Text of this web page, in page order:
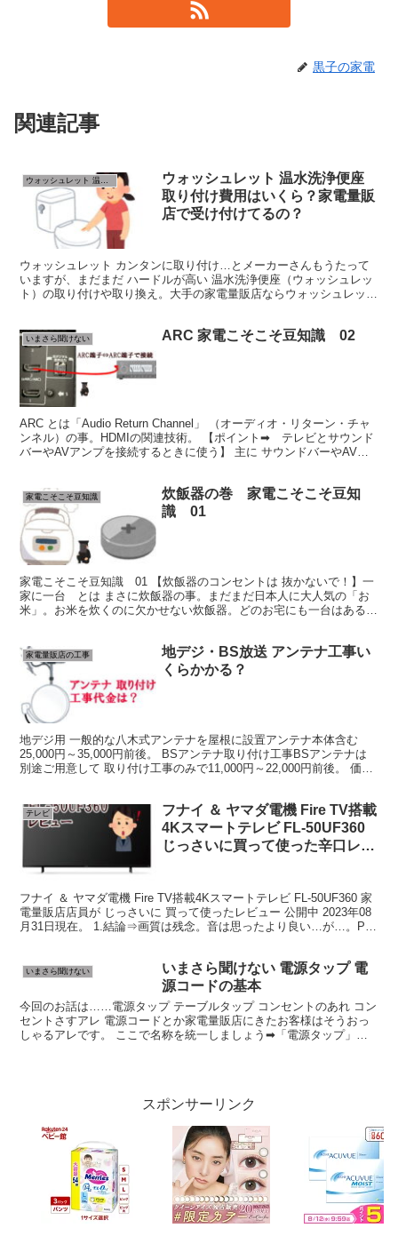
黒子の家電
関連記事
ウォッシュレット 温水洗浄便座
ウォッシュレット 温水洗浄便座
取り付け費用はいくら？家電量販
店で受け付けてるの？
ウォッシュレット カンタンに取り付け…とメーカーさんもうたって
いますが、まだまだ ハードルが高い 温水洗浄便座（ウォッシュレッ
ト）の取り付けや取り換え。大手の家電量販店ならウォッシュレット
いまさら聞けない ARC 家電こそこそ豆知識 02
ARC とは「Audio Return Channel」 （オーディオ・リターン・チャ
ンネル）の事。HDMIの関連技術。 【ポイント➡ テレビとサウンド
バーやAVアンプを接続するときに使う】 主に サウンドバーやAVア
家電こそこそ豆知識
炊飯器の巻 家電こそこそ豆知
識 01
家電こそこそ豆知識 01 【炊飯器のコンセントは 抜かないで！】一
家に一台 とは まさに炊飯器の事。まだまだ日本人に大人気の「お
米」。お米を炊くのに欠かせない炊飯器。どのお宅にも一台はあるの
家電量販店の工事
地デジ・BS放送 アンテナ工事い
くらかかる？
地デジ用 一般的な八木式アンテナを屋根に設置アンテナ本体含む
25,000円～35,000円前後。 BSアンテナ取り付け工事BSアンテナは
別途ご用意して 取り付け工事のみで11,000円～22,000円前後。 価格
テレビ
フナイ ＆ ヤマダ電機 Fire TV搭載
4Kスマートテレビ FL-50UF360
じっさいに買って使った辛口レビ
フナイ ＆ ヤマダ電機 Fire TV搭載4Kスマートテレビ FL-50UF360 家
電量販店店員が じっさいに 買って使ったレビュー 公開中 2023年08
月31日現在。 1.結論⇒画質は残念。音は思ったより良い…が…。PC
いまさら聞けない
いまさら聞けない 電源タップ 電
源コードの基本
今回のお話は……電源タップ テーブルタップ コンセントのあれ コン
セントさすアレ 電源コードとか家電量販店にきたお客様はそうおっ
しゃるアレです。 ここで名称を統一しましょう➡「電源タップ」と
スポンサーリンク